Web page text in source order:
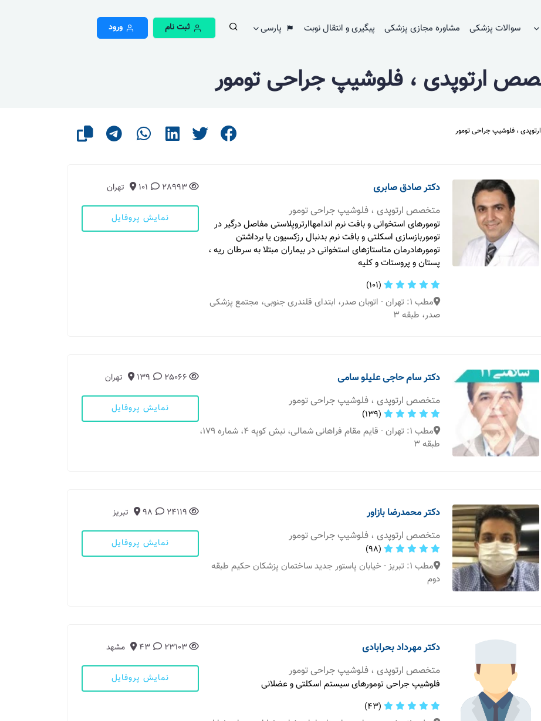
سوالات پزشکی مشاوره مجازی پزشکی پیگیری و انتقال نوبت پارسی ثبت نام ورود
ارتوپدی ، فلوشیپ جراحی تومور
، فلوشیپ جراحی تومور
دکتر صادق صابری
متخصص ارتوپدی ، فلوشیپ جراحی تومور
تومورهای استخوانی و بافت نرم اندامهاارتروپلاستی مفاصل درگیر در
توموربازسازی اسکلتی و بافت نرم بدنبال رزکسیون یا برداشتن
تومورهادرمان متاستازهای استخوانی در بیماران مبتلا به سرطان ریه ،
پستان و پروستات و کلیه
(101)
مطب 1: تهران - اتوبان صدر، ابتدای قلندری جنوبی، مجتمع پزشکی
صدر، طبقه 3
28993
101 تهران
نمایش پروفایل
دکتر سام حاجی علیلو سامی
متخصص ارتوپدی ، فلوشیپ جراحی تومور
(139)
مطب 1: تهران - قایم مقام فراهانی شمالی، نبش کوپه 4، شماره 179،
طبقه 3
25066
139 تهران
نمایش پروفایل
دکتر محمدرضا بازاور
متخصص ارتوپدی ، فلوشیپ جراحی تومور
(98)
مطب 1: تبریز - خیابان پاستور جدید ساختمان پزشکان حکیم طبقه
دوم
24119
98 تبریز
نمایش پروفایل
دکتر مهرداد بحرابادی
متخصص ارتوپدی ، فلوشیپ جراحی تومور
فلوشیپ جراحی تومورهای سیستم اسکلتی و عضلانی
(43)
23103
43 مشهد
نمایش پروفایل